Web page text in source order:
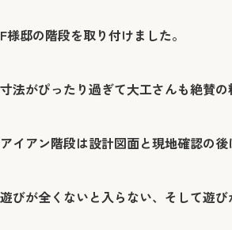
F様邸の階段を取り付けました。
寸法がぴったり過ぎて大工さんも絶賛の
アイアン階段は設計図面と現地確認の後
遊びが全くないと入らない、そして遊び